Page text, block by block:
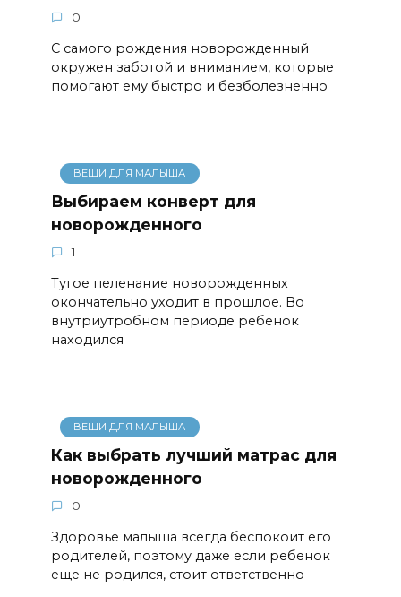
0
С самого рождения новорожденный
окружен заботой и вниманием, которые
помогают ему быстро и безболезненно
ВЕЩИ ДЛЯ МАЛЫША
Выбираем конверт для
новорожденного
1
Тугое пеленание новорожденных
окончательно уходит в прошлое. Во
внутриутробном периоде ребенок
находился
ВЕЩИ ДЛЯ МАЛЫША
Как выбрать лучший матрас для
новорожденного
0
Здоровье малыша всегда беспокоит его
родителей, поэтому даже если ребенок
еще не родился, стоит ответственно